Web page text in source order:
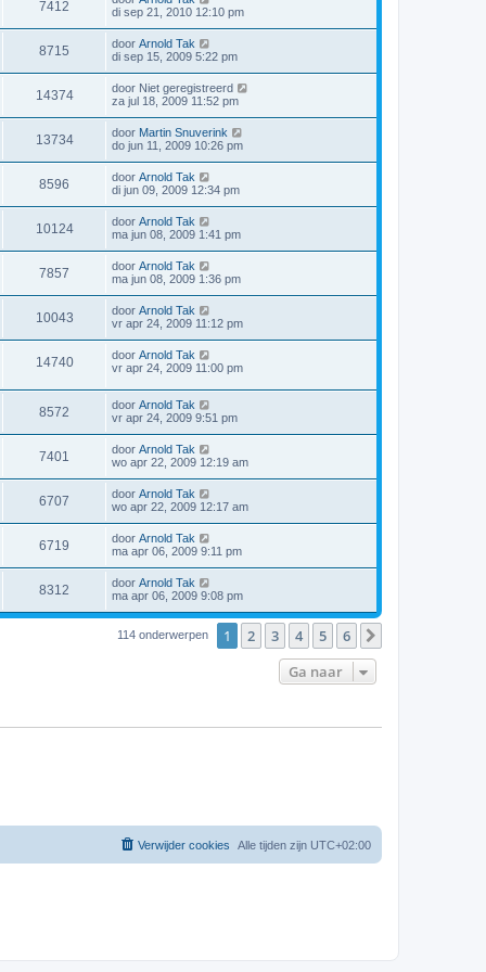
7412
di sep 21, 2010 12:10 pm
8715 door Arnold Tak
di sep 15, 2009 5:22 pm
14374 door Niet geregistreerd
za jul 18, 2009 11:52 pm
13734 door Martin Snuverink
do jun 11, 2009 10:26 pm
8596 door Arnold Tak
di jun 09, 2009 12:34 pm
10124 door Arnold Tak
ma jun 08, 2009 1:41 pm
7857 door Arnold Tak
ma jun 08, 2009 1:36 pm
10043 door Arnold Tak
vr apr 24, 2009 11:12 pm
14740 door Arnold Tak
vr apr 24, 2009 11:00 pm
8572 door Arnold Tak
vr apr 24, 2009 9:51 pm
7401 door Arnold Tak
wo apr 22, 2009 12:19 am
6707 door Arnold Tak
wo apr 22, 2009 12:17 am
6719 door Arnold Tak
ma apr 06, 2009 9:11 pm
8312 door Arnold Tak
ma apr 06, 2009 9:08 pm
114 onderwerpen 1 2 3 4 5 6
Ga naar
Alle tijden zijn UTC+02:00
Verwijder cookies